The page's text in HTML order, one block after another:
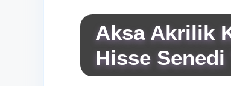
Aksa Akrilik
Hisse